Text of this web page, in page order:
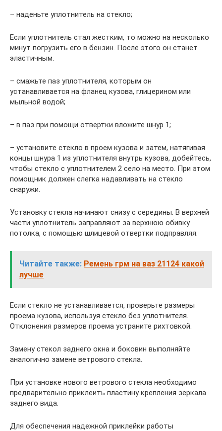
– наденьте уплотнитель на стекло;
Если уплотнитель стал жестким, то можно на несколько
минут погрузить его в бензин. После этого он станет
эластичным.
– смажьте паз уплотнителя, которым он
устанавливается на фланец кузова, глицерином или
мыльной водой;
– в паз при помощи отвертки вложите шнур 1;
– установите стекло в проем кузова и затем, натягивая
концы шнура 1 из уплотнителя внутрь кузова, добейтесь,
чтобы стекло с уплотнителем 2 село на место. При этом
помощник должен слегка надавливать на стекло
снаружи.
Установку стекла начинают снизу с середины. В верхней
части уплотнитель заправляют за верхнюю обивку
потолка, с помощью шлицевой отвертки подправляя.
Читайте также: Ремень грм на ваз 21124 какой
лучше
Если стекло не устанавливается, проверьте размеры
проема кузова, используя стекло без уплотнителя.
Отклонения размеров проема устраните рихтовкой.
Замену стекол заднего окна и боковин выполняйте
аналогично замене ветрового стекла.
При установке нового ветрового стекла необходимо
предварительно приклеить пластину крепления зеркала
заднего вида.
Для обеспечения надежной приклейки работы